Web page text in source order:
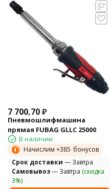
7 700,70₽
Пневмошлифмашина
прямая FUBAG GLLC 25000
В наличии
Начислим +385 бонусов
Cрок доставки — Завтра
Самовывоз— Завтра (скидка
3%)